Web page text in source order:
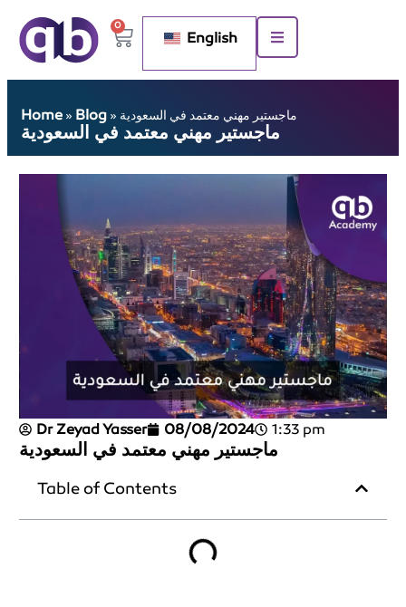
0
English
Home » Blog » ماجستير مهني معتمد في السعودية
ماجستير مهني معتمد في السعودية
Dr Zeyad Yasser 08/08/2024 1:33 pm
ماجستير مهني معتمد في السعودية
Table of Contents